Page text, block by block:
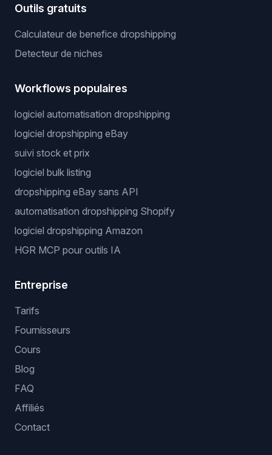
Outils gratuits
Calculateur de benefice dropshipping
Detecteur de niches
Workflows populaires
logiciel automatisation dropshipping
logiciel dropshipping eBay
suivi stock et prix
logiciel bulk listing
dropshipping eBay sans API
automatisation dropshipping Shopify
logiciel dropshipping Amazon
HGR MCP pour outils IA
Entreprise
Tarifs
Fournisseurs
Cours
Blog
FAQ
Affiliés
Contact